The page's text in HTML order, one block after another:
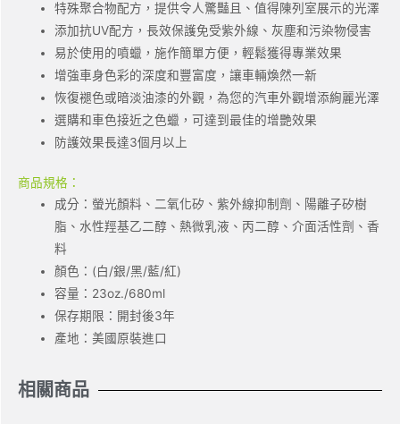
特殊聚合物配方，提供令人驚豔且、值得陳列室展示的光澤
添加抗UV配方，長效保護免受紫外線、灰塵和污染物侵害
易於使用的噴蠟，施作簡單方便，輕鬆獲得專業效果
增強車身色彩的深度和豐富度，讓車輛煥然一新
恢復褪色或暗淡油漆的外觀，為您的汽車外觀增添絢麗光澤
選購和車色接近之色蠟，可達到最佳的增艷效果
防護效果長達3個月以上
商品規格：​
成分：螢光顏料、二氧化矽、紫外線抑制劑、陽離子矽樹
脂、水性羥基乙二醇、熱微乳液、丙二醇、介面活性劑、香
料
顏色：(白/銀/黑/藍/紅)
容量：23oz./680ml
保存期限：開封後3年
產地：美國原裝進口
相關商品